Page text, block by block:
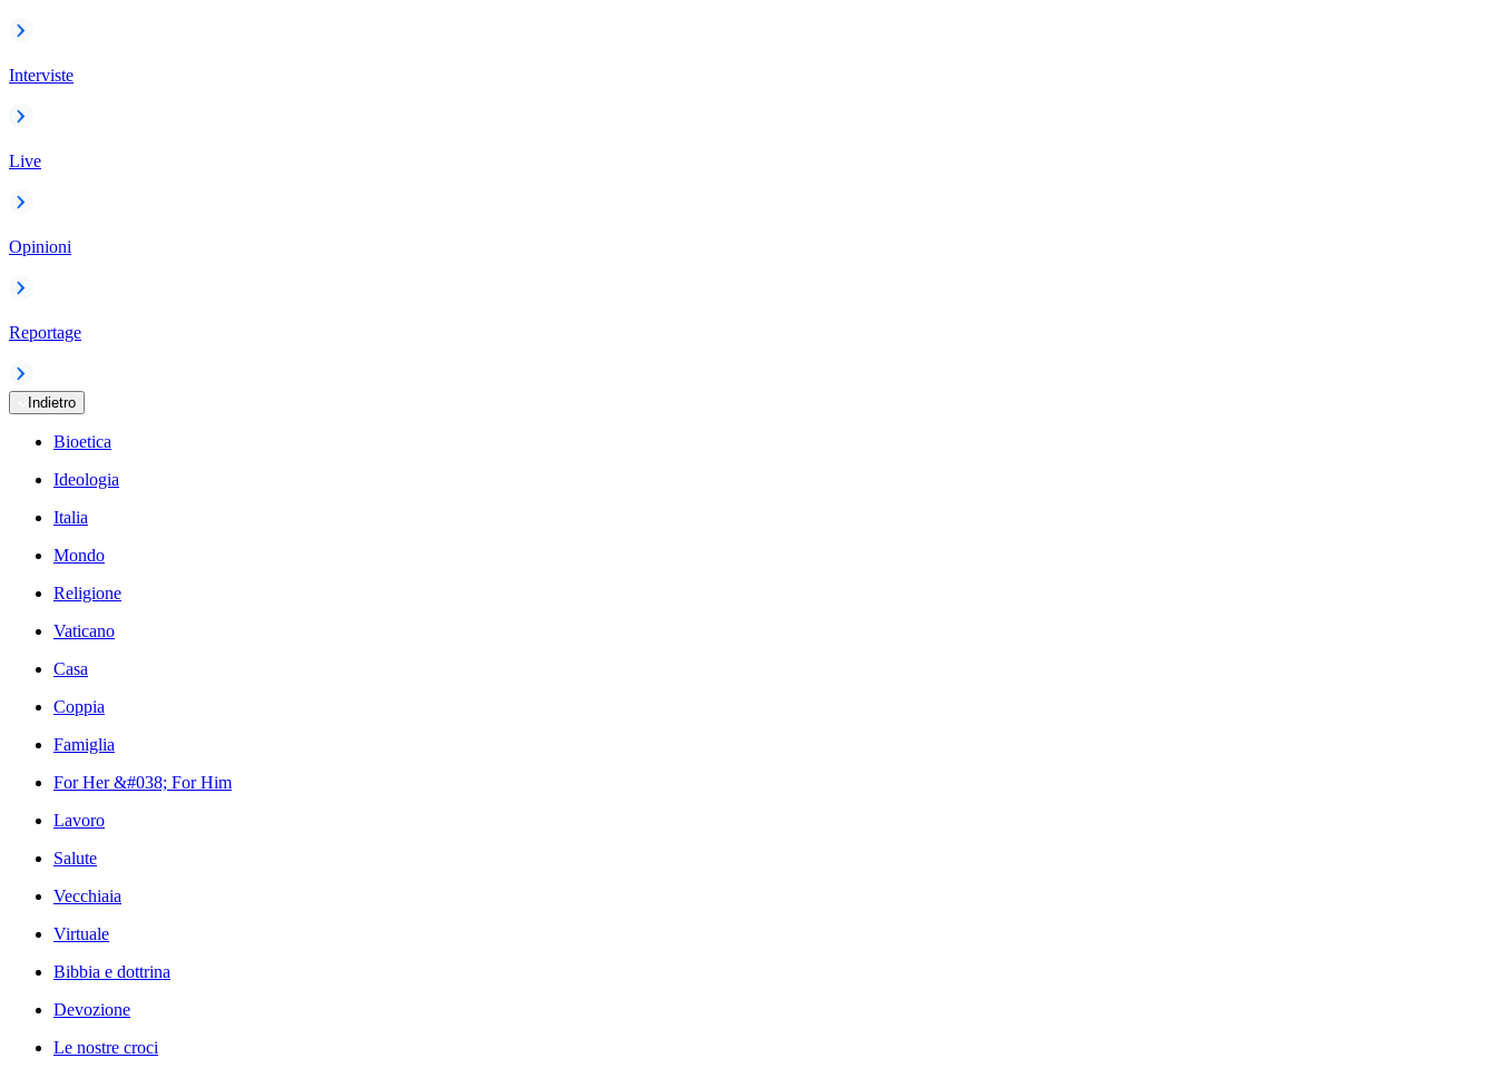
Interviste
Live
Opinioni
Reportage
Indietro
Bioetica
Ideologia
Italia
Mondo
Religione
Vaticano
Casa
Coppia
Famiglia
For Her &#038; For Him
Lavoro
Salute
Vecchiaia
Virtuale
Bibbia e dottrina
Devozione
Le nostre croci